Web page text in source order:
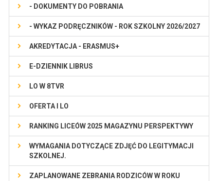
- DOKUMENTY DO POBRANIA
- WYKAZ PODRĘCZNIKÓW - ROK SZKOLNY 2026/2027
AKREDYTACJA - ERASMUS+
E-DZIENNIK LIBRUS
LO W 8TVR
OFERTA I LO
RANKING LICEÓW 2025 MAGAZYNU PERSPEKTYWY
WYMAGANIA DOTYCZĄCE ZDJĘĆ DO LEGITYMACJI
SZKOLNEJ.
ZAPLANOWANE ZEBRANIA RODZICÓW W ROKU